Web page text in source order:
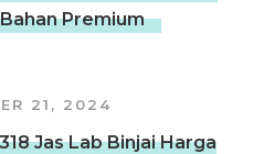
Premium
21, 2024
Jas Lab Binjai Harga